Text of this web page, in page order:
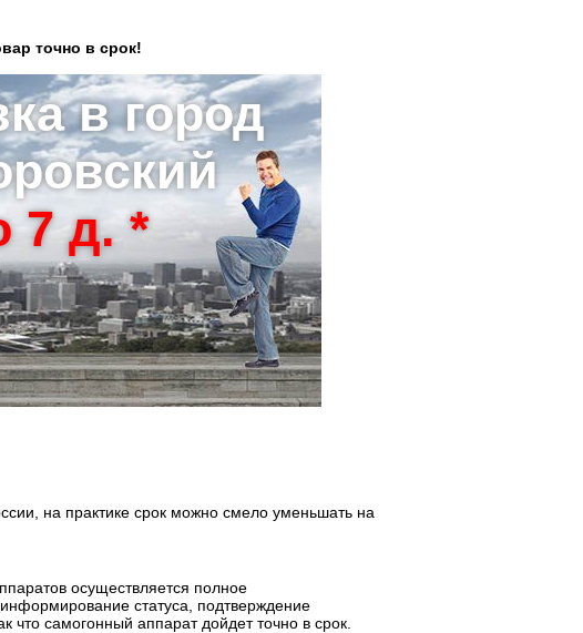
точно в срок!
в город
7 д. *
на практике срок можно смело уменьшать на
осуществляется полное
статуса, подтверждение
что самогонный аппарат дойдет точно в срок.